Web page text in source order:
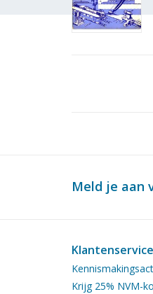
Meld je aan
Klantenservice
Krijg 25% NVM-